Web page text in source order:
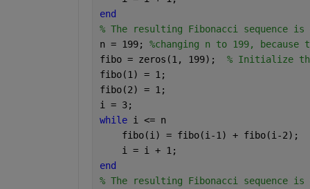
0.0000    0.0000    0.0000    0.0000
  Columns 134 through 152
0.0000    0.0000    0.0000    0.0000
  Columns 153 through 171
0.0000    0.0000    0.0000    0.0000
  Columns 172 through 190
0.0000    0.0000    0.0000    0.0000
  Columns 191 through 199
end
% The resulting Fibonacci
n = 199; %changing n to 199,
fibo = zeros(1, 199); % Initialize
fibo(1) = 1;
fibo(2) = 1;
i = 3;
while i <= n
    fibo(i) = fibo(i-1) + fibo(i-2);
    i = i + 1;
end
% The resulting Fibonacci